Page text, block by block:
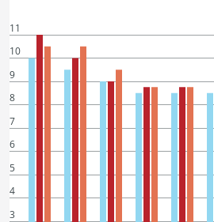
11
10
9
8
7
6
5
4
3